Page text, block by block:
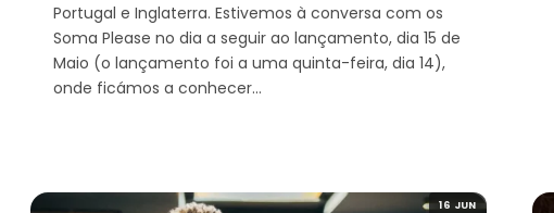
Portugal e Inglaterra. Estivemos à conversa com os
Soma Please no dia a seguir ao lançamento, dia 15 de
Maio (o lançamento foi a uma quinta-feira, dia 14),
onde ficámos a conhecer…
16 JUN